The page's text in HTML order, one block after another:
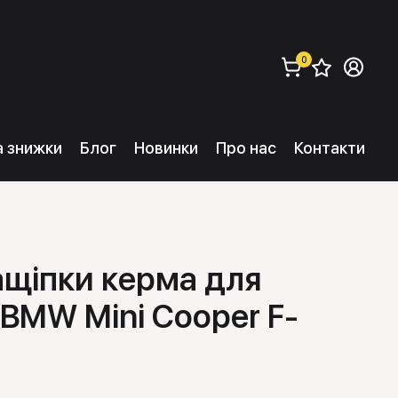
замовити (
0
знижки Блог Новинки Про нас Контакти
керма для
Mini Cooper F-